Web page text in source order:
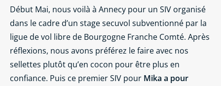
Début Mai, nous voilà à Annecy pour un SIV organisé
dans le cadre d’un stage secuvol subventionné par la
ligue de vol libre de Bourgogne Franche Comté. Après
réflexions, nous avons préférez le faire avec nos
sellettes plutôt qu’en cocon pour être plus en
confiance. Puis ce premier SIV pour Mika a pour